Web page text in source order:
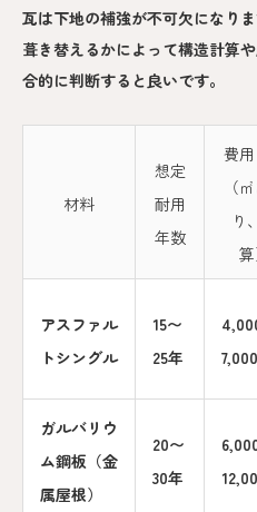
瓦は下地の補強が不可欠になり
葺き替えるかによって構造計算
合的に判断すると良いです。
材料
想定
耐用
年数
費
（
り
算
アスファル
トシングル
15〜
25年
ガルバリウ
ム鋼板（金
属屋根）
20〜
30年